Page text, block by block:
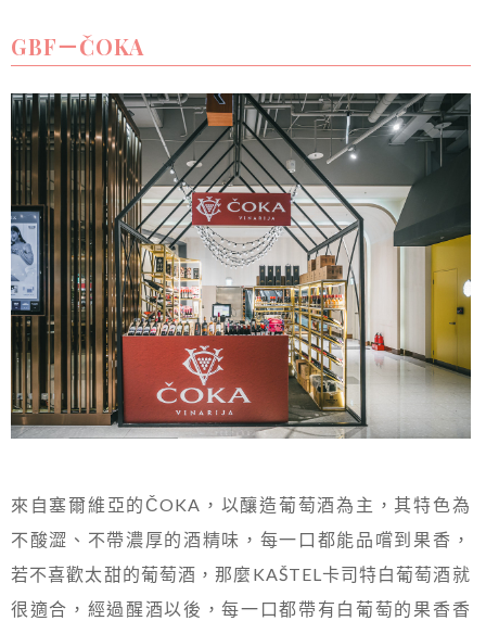
GBF－ČOKA
來自塞爾維亞的ČOKA，以釀造葡萄酒為主，其特色為
不酸澀、不帶濃厚的酒精味，每一口都能品嚐到果香，
若不喜歡太甜的葡萄酒，那麼KAŠTEL卡司特白葡萄酒就
很適合，經過醒酒以後，每一口都帶有白葡萄的果香香